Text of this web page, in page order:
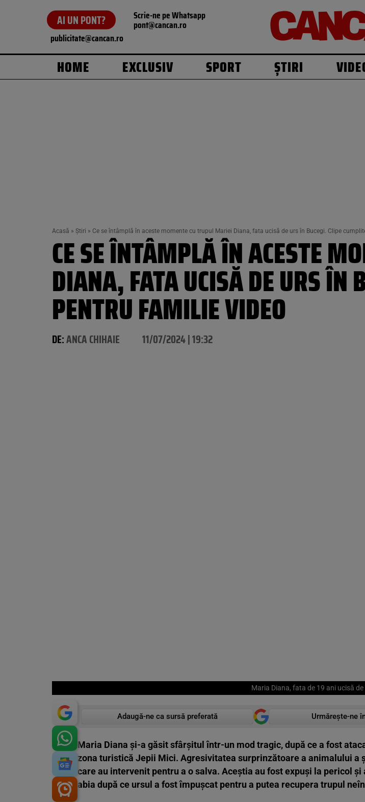
AI UN PONT? Scrie-ne pe Whatsapp
pont@cancan.ro
publicitate@cancan.ro
HOME EXCLUSIV SPORT ȘTIRI
Acasă » Știri » Ce se întâmplă în aceste momente cu trupul Mariei Diana, fata ucisă de urs în Bucegi. Clipe
CE SE ÎNTÂMPLĂ ÎN ACESTE
DIANA, FATA UCISĂ DE URS ÎN
PENTRU FAMILIE VIDEO
DE:ANCA CHIHAIE 11/07/2024 | 19:32
Maria Diana, fata de 19 ani ucisă
Adaugă-ne ca sursă preferată Urmărește-ne
Maria Diana și-a găsit sfârșitul într-un mod tragic, după ce a fost
zona turistică Jepii Mici. Agresivitatea surprinzătoare a animalului a
care au intervenit pentru a o salva. Aceștia au fost expuși la pericol și
abia după ce ursul a fost împușcat pentru a putea recupera trupul